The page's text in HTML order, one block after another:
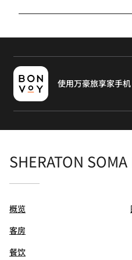
使用万豪旅享家手
SHERATON
概览
客房
餐饮